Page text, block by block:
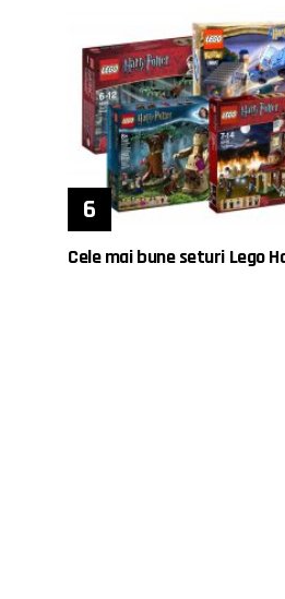
Cele mai bune seturi Lego